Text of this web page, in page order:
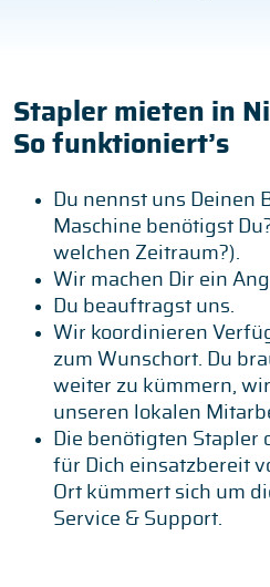
Stapler mieten in
So funktioniert’s
Du nennst uns Deinen
Maschine benötigst
welchen Zeitraum?).
Wir machen Dir ein
Du beauftragst uns.
Wir koordinieren
zum Wunschort. Du
weiter zu kümmern,
unseren lokalen
Die benötigten Stapler
für Dich einsatzbereit
Ort kümmert sich um
Service & Support.